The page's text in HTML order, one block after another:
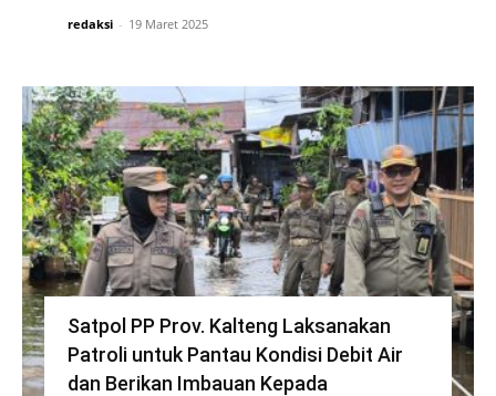
redaksi - 19 Maret 2025
Satpol PP Prov. Kalteng Laksanakan
Patroli untuk Pantau Kondisi Debit Air
dan Berikan Imbauan Kepada